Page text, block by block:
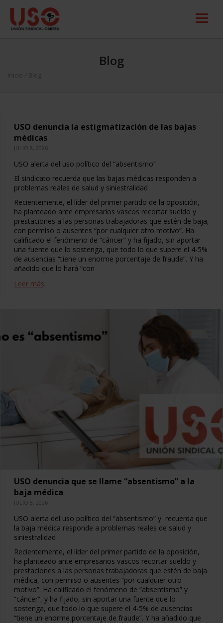
Blog
Inicio / Blog
USO denuncia la estigmatización de las bajas
médicas
JULIO 8, 2026
USO alerta del uso político del “absentismo”
El sindicato recuerda que las bajas médicas responden a
problemas reales de salud y siniestralidad
Recientemente, el líder del primer partido de la oposición,
ha planteado ante empresarios vascos recortar sueldo y
prestaciones a las personas trabajadoras que estén de baja,
con permiso o ausentes “por cualquier otro motivo”. Ha
calificado el fenómeno de “cáncer” y ha fijado, sin aportar
una fuente que lo sostenga, que todo lo que supere el 4-5%
de ausencias “tiene un enorme porcentaje de fraude”. Y ha
añadido que lo hará “con
Leer más
USO denuncia que se llame “absentismo” a la
baja médica
JULIO 8, 2026
USO alerta del uso político del “absentismo” y recuerda que
la baja médica responde a problemas reales de salud y
siniestralidad
Recientemente, el líder del primer partido de la oposición,
ha planteado ante empresarios vascos recortar sueldo y
prestaciones a las personas trabajadoras que estén de baja
médica, con permiso o ausentes “por cualquier otro
motivo”. Ha calificado el fenómeno de “absentismo” y
“cáncer”, y ha fijado, sin aportar una fuente que lo
sostenga, que todo lo que supere el 4-5% de ausencias
“tiene un enorme porcentaje de fraude”. Y ha añadido que